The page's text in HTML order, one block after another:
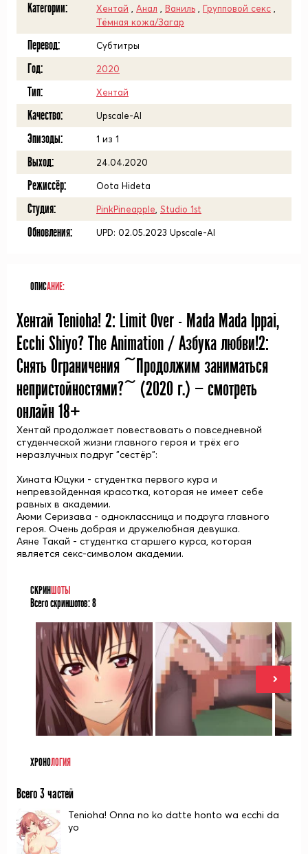
Категории: Хентай Анал Ваниль Групповой секс
Тёмная кожа/Загар
Перевод: Субтитры
Год: 2020
Тип: Хентай
Качество: Upscale-AI
Эпизоды: 1 из 1
Выход: 24.04.2020
Режиссёр: Oota Hideta
Студия: PinkPineapple Studio 1st
Обновления: UPD: 02.05.2023 Upscale-AI
ОПИСАНИЕ:
Хентай Tenioha! 2: Limit Over - Mada Mada Ippai,
Ecchi Shiyo? The Animation / Азбука любви!2:
Снять Ограничения ~Продолжим заниматься
непристойностями?~ (2020 г.) — смотреть
онлайн 18+
Хентай продолжает повествовать о повседневной
студенческой жизни главного героя и трёх его
неразлучных подруг "сестёр":
Хината Юцуки - студентка первого кура и
непревзойденная красотка, которая не имеет себе
равных в академии.
Аюми Серизава - одноклассница и подруга главного
героя. Очень добрая и дружелюбная девушка.
Аяне Такай - студентка старшего курса, которая
является секс-символом академии.
СКРИН ШОТЫ
Всего скриншотов:8
ХРОНОЛОГИЯ
Всего 3 частей
Tenioha! Onna no ko datte honto wa ecchi da
yo